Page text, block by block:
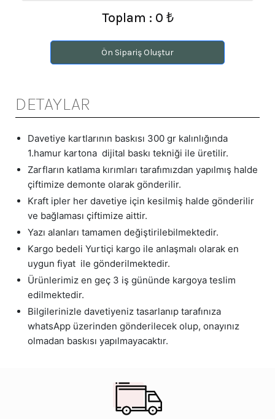
Toplam : 0 ₺
Ön Sipariş Oluştur
DETAYLAR
Davetiye kartlarının baskısı 300 gr kalınlığında
1.hamur kartona dijital baskı tekniği ile üretilir.
Zarfların katlama kırımları tarafımızdan yapılmış halde
çiftimize demonte olarak gönderilir.
Kraft ipler her davetiye için kesilmiş halde gönderilir
ve bağlaması çiftimize aittir.
Yazı alanları tamamen değiştirilebilmektedir.
Kargo bedeli Yurtiçi kargo ile anlaşmalı olarak en
uygun fiyat ile gönderilmektedir.
Ürünlerimiz en geç 3 iş gününde kargoya teslim
edilmektedir.
Bilgilerinizle davetiyeniz tasarlanıp tarafınıza
whatsApp üzerinden gönderilecek olup, onayınız
olmadan baskısı yapılmayacaktır.